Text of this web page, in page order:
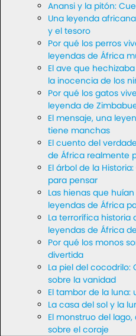
Anansi y la pitón:
Una leyenda
y el tesoro
Por qué los perros
leyendas de África
El ave que
la inocencia de los
Por qué los gatos
leyenda de
El mensaje, una
tiene manchas
El cuento del
de África realmente
El árbol de la
para pensar
Las hienas que
leyendas de África
La terrorífica historia
leyendas de África
Por qué los monos
divertida
La piel del cocodrilo:
sobre la vanidad
El tambor de la
La casa del sol y la
El monstruo del
sobre el coraje